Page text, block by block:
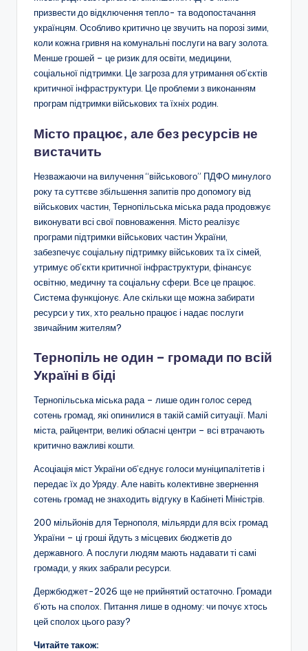
призвести до відключення тепло- та водопостачання
українцям. Особливо критично це звучить на порозі зими,
коли кожна гривня на комунальні послуги на вагу золота.
Менше грошей – це ризик для освіти, медицини,
соціальної підтримки. Це загроза для утримання об’єктів
критичної інфраструктури. Це проблеми з виконанням
програм підтримки військових та їхніх родин.
Місто працює, але без ресурсів не
вистачить
Незважаючи на вилучення “військового” ПДФО минулого
року та суттєве збільшення запитів про допомогу від
військових частин, Тернопільська міська рада продовжує
виконувати всі свої повноваження. Місто реалізує
програми підтримки військових частин України,
забезпечує соціальну підтримку військових та їх сімей,
утримує об’єкти критичної інфраструктури, фінансує
освітню, медичну та соціальну сфери. Все це працює.
Система функціонує. Але скільки ще можна забирати
ресурси у тих, хто реально працює і надає послуги
звичайним жителям?
Тернопіль не один – громади по всій
Україні в біді
Тернопільська міська рада – лише один голос серед
сотень громад, які опинилися в такій самій ситуації. Малі
міста, райцентри, великі обласні центри – всі втрачають
критично важливі кошти.
Асоціація міст України об’єднує голоси муніципалітетів і
передає їх до Уряду. Але навіть колективне звернення
сотень громад не знаходить відгуку в Кабінеті Міністрів.
200 мільйонів для Тернополя, мільярди для всіх громад
України – ці гроші йдуть з місцевих бюджетів до
державного. А послуги людям мають надавати ті самі
громади, у яких забрали ресурси.
Держбюджет-2026 ще не прийнятий остаточно. Громади
б’ють на сполох. Питання лише в одному: чи почує хтось
цей сполох цього разу?
Читайте також: